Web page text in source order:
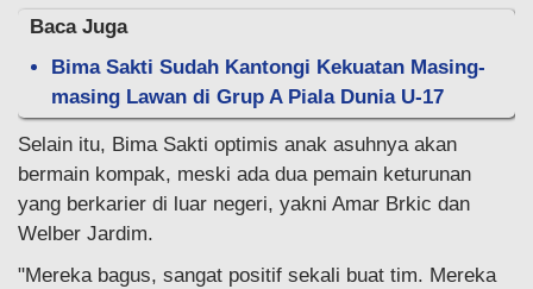
Baca Juga
Bima Sakti Sudah Kantongi Kekuatan Masing-
masing Lawan di Grup A Piala Dunia U-17
Selain itu, Bima Sakti optimis anak asuhnya akan
bermain kompak, meski ada dua pemain keturunan
yang berkarier di luar negeri, yakni Amar Brkic dan
Welber Jardim.
"Mereka bagus, sangat positif sekali buat tim. Mereka